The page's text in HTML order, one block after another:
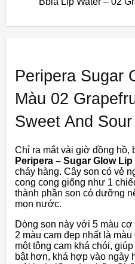
Peripera Sugar
Màu 02
Sweet And Sour
Chỉ ra mắt vài giờ đồng hồ,
Peripera – Sugar Glow Lip
cháy hàng. Cây son có vẻ
cong cong giống như 1
thành phần son có dưỡng
mọn nước.
Dòng son này với 5 màu
2 màu cam đẹp nhất là
một tông cam khá chói,
bật hơn, khá hợp vào ngày